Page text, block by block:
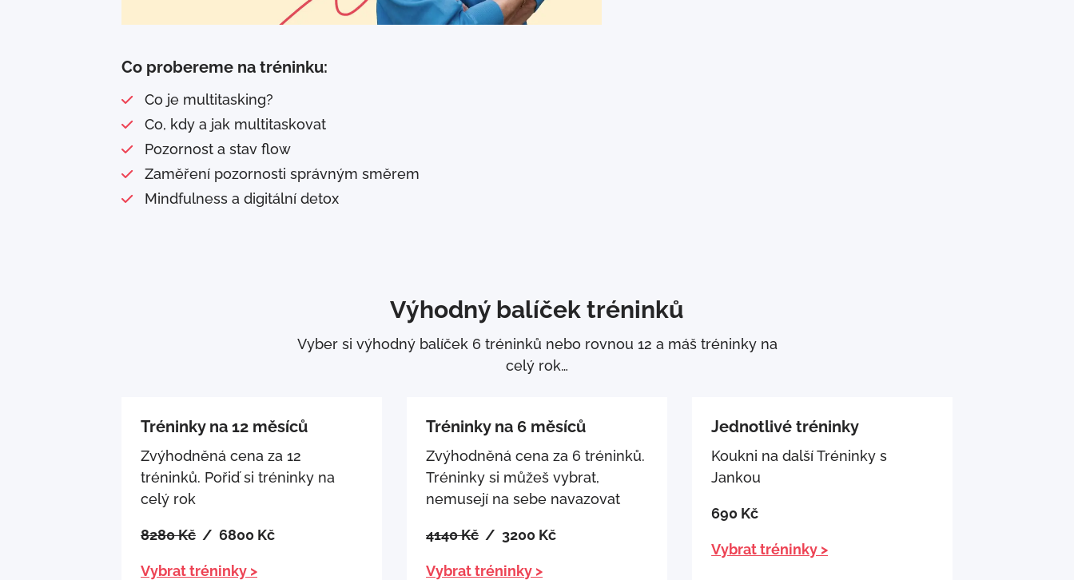
Co probereme na tréninku:
Co je multitasking?
Co, kdy a jak multitaskovat
Pozornost a stav flow
Zaměření pozornosti správným směrem
Mindfulness a digitální detox
Výhodný balíček tréninků
Vyber si výhodný balíček 6 tréninků nebo rovnou 12 a máš tréninky na
celý rok…
Tréninky na 12 měsíců
Zvýhodněná cena za 12
tréninků. Pořiď si tréninky na
celý rok
8280 Kč / 6800 Kč
Vybrat tréninky >
Tréninky na 6 měsíců
Zvýhodněná cena za 6 tréninků.
Tréninky si můžeš vybrat,
nemusejí na sebe navazovat
4140 Kč / 3200 Kč
Vybrat tréninky >
Jednotlivé tréninky
Koukni na další Tréninky s
Jankou
690 Kč
Vybrat tréninky >